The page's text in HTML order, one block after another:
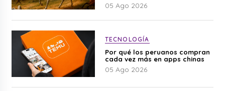
05 Ago 2026
TECNOLOGÍA
Por qué los peruanos compran
cada vez más en apps chinas
05 Ago 2026